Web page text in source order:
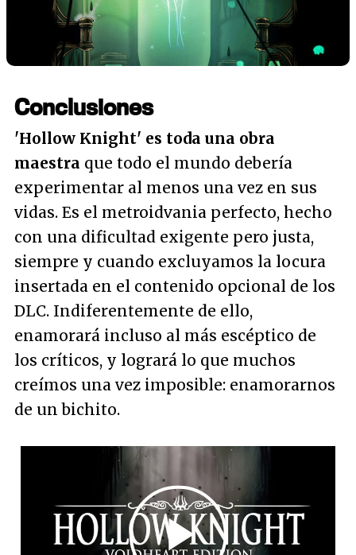
Conclusiones
'Hollow Knight' es toda una obra
maestra que todo el mundo debería
experimentar al menos una vez en sus
vidas. Es el metroidvania perfecto, hecho
con una dificultad exigente pero justa,
siempre y cuando excluyamos la locura
insertada en el contenido opcional de los
DLC. Indiferentemente de ello,
enamorará incluso al más escéptico de
los críticos, y logrará lo que muchos
creímos una vez imposible: enamorarnos
de un bichito.